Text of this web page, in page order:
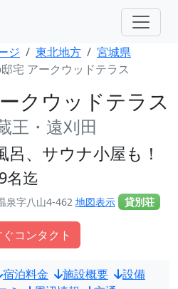
ジ 東北地方
宮城県
宅 アークウッドテラス
クウッドテラス
王・遠刈田
呂、サウナ小屋も！
9名迄
泉字八山4-462 地図表示 貸別荘
コンタクト
宿泊料金 施設概要
設備